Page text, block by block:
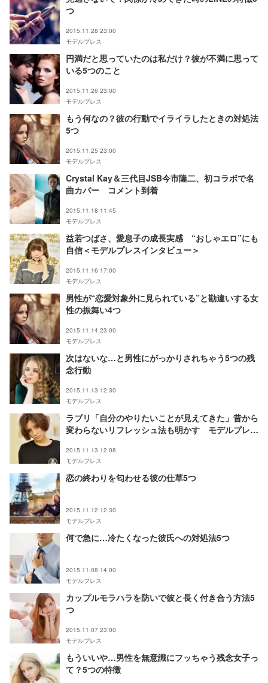
つ
2015.11.28 23:00
モデルプレス
円満だと思っていたのは私だけ？彼が不満に思って
いる5つのこと
2015.11.26 23:00
モデルプレス
もう何なの？彼の行動でイライラしたときの対処法
5つ
2015.11.25 23:00
モデルプレス
Crystal Kay＆三代目JSB今市隆二、初コラボで名
曲カバー コメント到着
2015.11.18 11:45
モデルプレス
益若つばさ、愛息子の成長実感 “おしゃエロ”にも
自信＜モデルプレスインタビュー＞
2015.11.16 17:00
モデルプレス
男性が“恋愛対象外に見られている”と勘違いする女
性の振舞い4つ
2015.11.14 23:00
モデルプレス
次はないな…と男性にがっかりされちゃう5つの残
念行動
2015.11.13 12:30
モデルプレス
ラブリ「自分のやりたいことが見えてきた」昔から
変わらないリフレッシュ法も明かす モデルプレス
2015.11.13 12:08
モデルプレス
恋の終わりを匂わせる彼の仕草5つ
2015.11.12 12:30
モデルプレス
何で急に…冷たくなった彼氏への対処法5つ
2015.11.08 14:00
モデルプレス
カップルモラハラを防いで彼と長く付き合う方法5
つ
2015.11.07 23:00
モデルプレス
もういいや…男性を無意識にフッちゃう残念女子っ
て？5つの特徴